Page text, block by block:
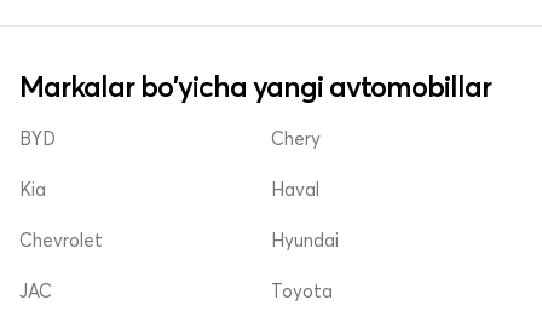
Markalar bo'yicha yangi avtomobillar
BYD
Kia
Chevrolet
Chery
Haval
Hyundai
JAC Toyota